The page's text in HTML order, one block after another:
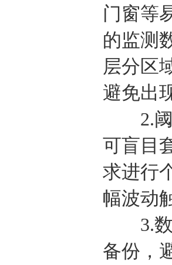
门窗等
的监测
层分区
避免出
2.阈
可盲目
求进行
幅波动
3.数
备份，